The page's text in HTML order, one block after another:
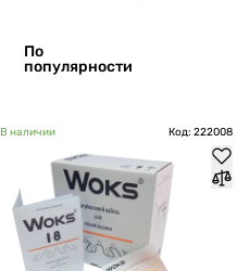
По
популярности
В наличии Код: 222008